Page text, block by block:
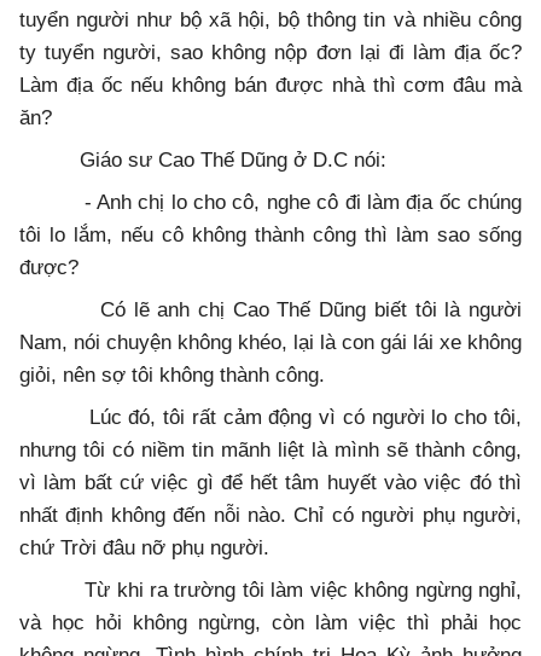
tuyển người như bộ xã hội, bộ thông tin và nhiều công
ty tuyển người, sao không nộp đơn lại đi làm địa ốc?
Làm địa ốc nếu không bán được nhà thì cơm đâu mà
ăn?
Giáo sư Cao Thế Dũng ở D.C nói:
- Anh chị lo cho cô, nghe cô đi làm địa ốc chúng
tôi lo lắm, nếu cô không thành công thì làm sao sống
được?
Có lẽ anh chị Cao Thế Dũng biết tôi là người
Nam, nói chuyện không khéo, lại là con gái lái xe không
giỏi, nên sợ tôi không thành công.
Lúc đó, tôi rất cảm động vì có người lo cho tôi,
nhưng tôi có niềm tin mãnh liệt là mình sẽ thành công,
vì làm bất cứ việc gì để hết tâm huyết vào việc đó thì
nhất định không đến nỗi nào. Chỉ có người phụ người,
chứ Trời đâu nỡ phụ người.
Từ khi ra trường tôi làm việc không ngừng nghỉ,
và học hỏi không ngừng, còn làm việc thì phải học